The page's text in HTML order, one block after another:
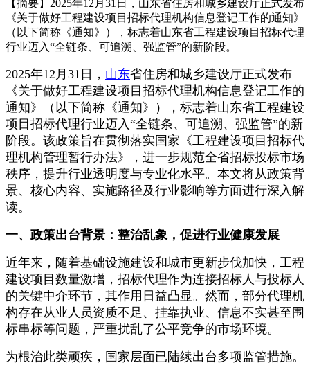
【摘要】2025年12月31日，山东省住房和城乡建设厅正式发布
《关于做好工程建设项目招标代理机构信息登记工作的通知》
（以下简称《通知》），标志着山东省工程建设项目招标代理
行业迈入“全链条、可追溯、强监管”的新阶段。
2025年12月31日， 山东省住房和城乡建设厅正式发布
《关于做好工程建设项目招标代理机构信息登记工作的
通知》（以下简称《通知》），标志着山东省工程建设
项目招标代理行业迈入“全链条、可追溯、强监管”的新
阶段。该政策旨在贯彻落实国家《工程建设项目招标代
理机构管理暂行办法》，进一步规范全省招标投标市场
秩序，提升行业透明度与专业化水平。本文将从政策背
景、核心内容、实施路径及行业影响等方面进行深入解
读。
一、政策出台背景：整治乱象，促进行业健康发展
近年来，随着基础设施建设和城市更新步伐加快，工程
建设项目数量激增，招标代理作为连接招标人与投标人
的关键中介环节，其作用日益凸显。然而，部分代理机
构存在从业人员资质不足、挂靠执业、信息不实甚至围
标串标等问题，严重扰乱了公平竞争的市场环境。
为根治此类顽疾，国家层面已陆续出台多项监管措施。